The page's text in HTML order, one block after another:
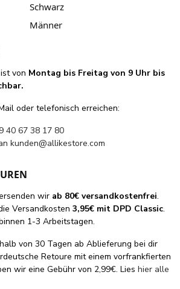
Schwarz
Männer
von Montag bis Freitag von 9 Uhr bis
oder telefonisch erreichen:
40 67 38 17 80
kunden@allikestore.com
wir ab 80€ versandkostenfrei.
Versandkosten 3,95€ mit DPD Classic.
1-3 Arbeitstagen.
von 30 Tagen ab Ablieferung bei dir
Retoure mit einem vorfrankfierten
wir eine Gebühr von 2,99€. Lies hier alle